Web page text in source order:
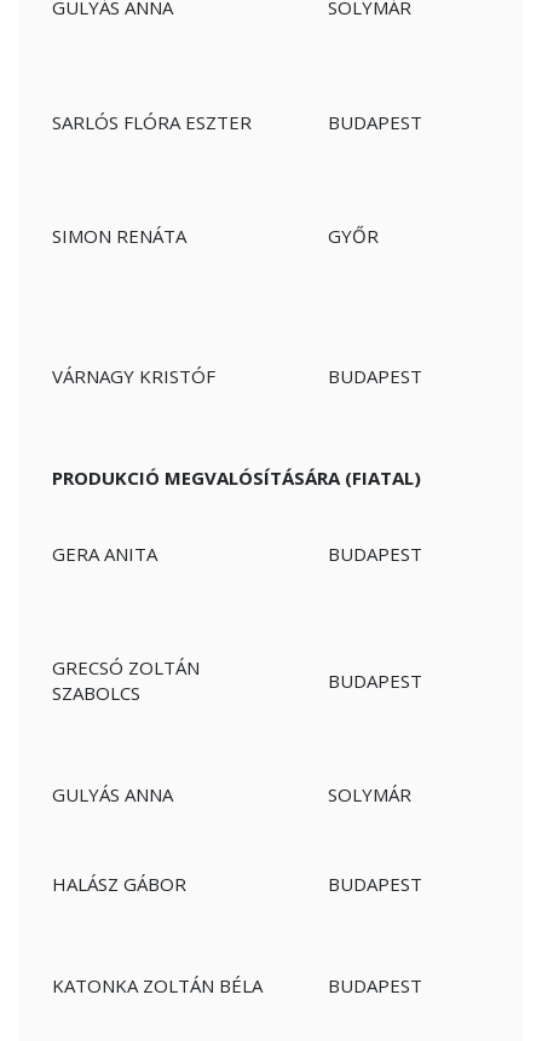
GULYÁS ANNA SOLYMÁR
SARLÓS FLÓRA ESZTER BUDAPEST
SIMON RENÁTA GYŐR
VÁRNAGY KRISTÓF BUDAPEST
PRODUKCIÓ MEGVALÓSÍTÁSÁRA (FIATAL)
GERA ANITA BUDAPEST
GRECSÓ ZOLTÁN
SZABOLCS
BUDAPEST
GULYÁS ANNA SOLYMÁR
HALÁSZ GÁBOR BUDAPEST
KATONKA ZOLTÁN BÉLA BUDAPEST